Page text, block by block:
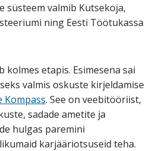
süsteem valmib Kutsekoja,
ning Eesti Töötukassa
kolmes etapis. Esimesena sai
valmis oskuste kirjeldamise
Kompass. See on veebitööriist,
sadade ametite ja
hulgas paremini
karjääriotsuseid teha.